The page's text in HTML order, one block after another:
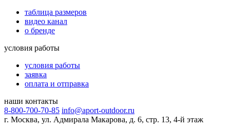
таблица размеров
видео канал
о бренде
условия работы
условия работы
заявка
оплата и отправка
наши контакты
8-800-700-70-85 info@aport-outdoor.ru
г. Москва, ул. Адмирала Макарова, д. 6, стр. 13, 4-й этаж